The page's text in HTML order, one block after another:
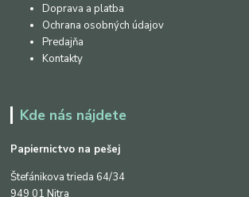
Doprava a platba
Ochrana osobných údajov
Predajňa
Kontakty
Kde nás nájdete
Papiernictvo na pešej
Štefánikova trieda 64/34
949 01 Nitra